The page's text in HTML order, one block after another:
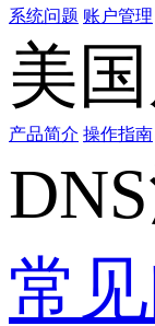
系统问题 账户管理
美
产品简介 操作指南
常